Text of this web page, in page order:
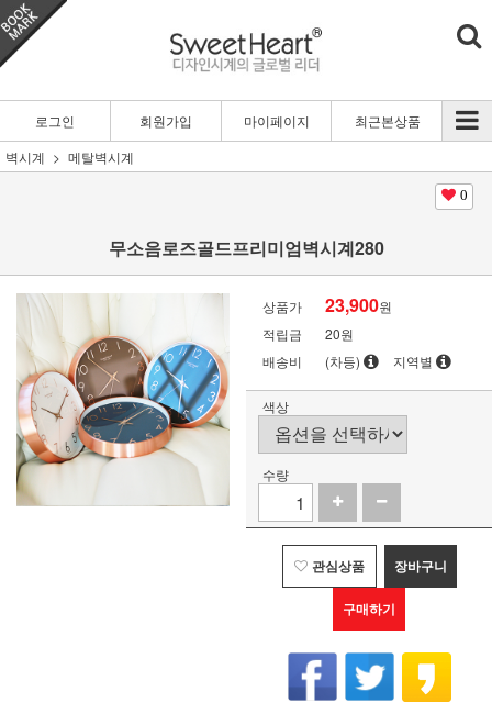
로그인 회원가입 마이페이지
최근본상품
벽시계
메탈벽시계
0
무소음로즈골드프리미엄벽시계280
상품가 23,900원
적립금
20원
배송비
(차등) 지역별
색상
수량
관심상품 장바구니
구매하기